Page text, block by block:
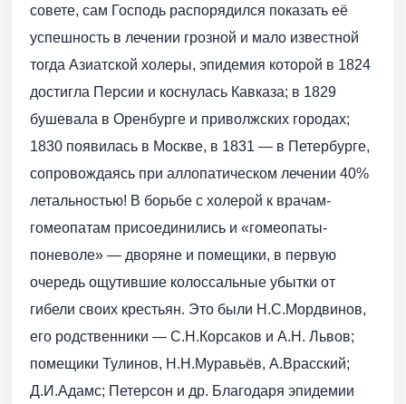
совете, сам Господь распорядился показать её
успешность в лечении грозной и мало известной
тогда Азиатской холеры, эпидемия которой в 1824
достигла Персии и коснулась Кавказа; в 1829
бушевала в Оренбурге и приволжских городах;
1830 появилась в Москве, в 1831 — в Петербурге,
сопровождаясь при аллопатическом лечении 40%
летальностью! В борьбе с холерой к врачам-
гомеопатам присоединились и «гомеопаты-
поневоле» — дворяне и помещики, в первую
очередь ощутившие колоссальные убытки от
гибели своих крестьян. Это были Н.С.Мордвинов,
его родственники — С.Н.Корсаков и А.Н. Львов;
помещики Тулинов, Н.Н.Муравьёв, А.Врасский;
Д.И.Адамс; Петерсон и др. Благодаря эпидемии